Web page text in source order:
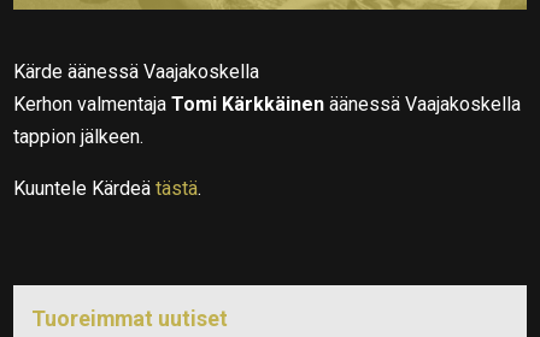
Kärde äänessä Vaajakoskella
Kerhon valmentajaTomi Kärkkäinen äänessä Vaajakoskella
tappion jälkeen.
Kuuntele Kärdeätästä.
Tuoreimmat uutiset